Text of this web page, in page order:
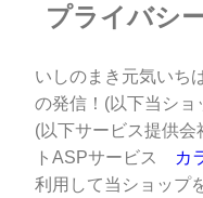
プライバシ
いしのまき元気いち
の発信！(以下当ショ
(以下サービス提供
トASPサービス カ
利用して当ショップ